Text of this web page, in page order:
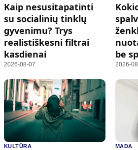
Kaip nesusitapatinti
su socialinių tinklų
gyvenimu? Trys
realistiškesni filtrai
kasdienai
2026-08-07
be
2026-
KULTŪRA MADA